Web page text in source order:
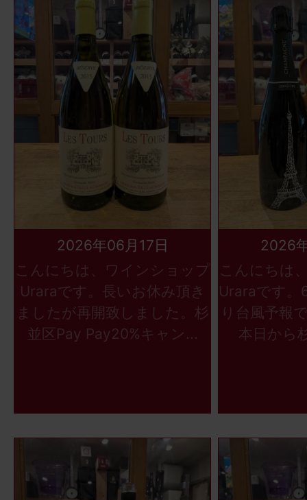
2026年06月17日
こんにちは、ワインショップ
Uraraです。長いお休み頂き
ましたが再開致しました。杉
並区Pay Pay20%キャン...
2026
こんにちは
Uraraです。
り台風予報
本日から